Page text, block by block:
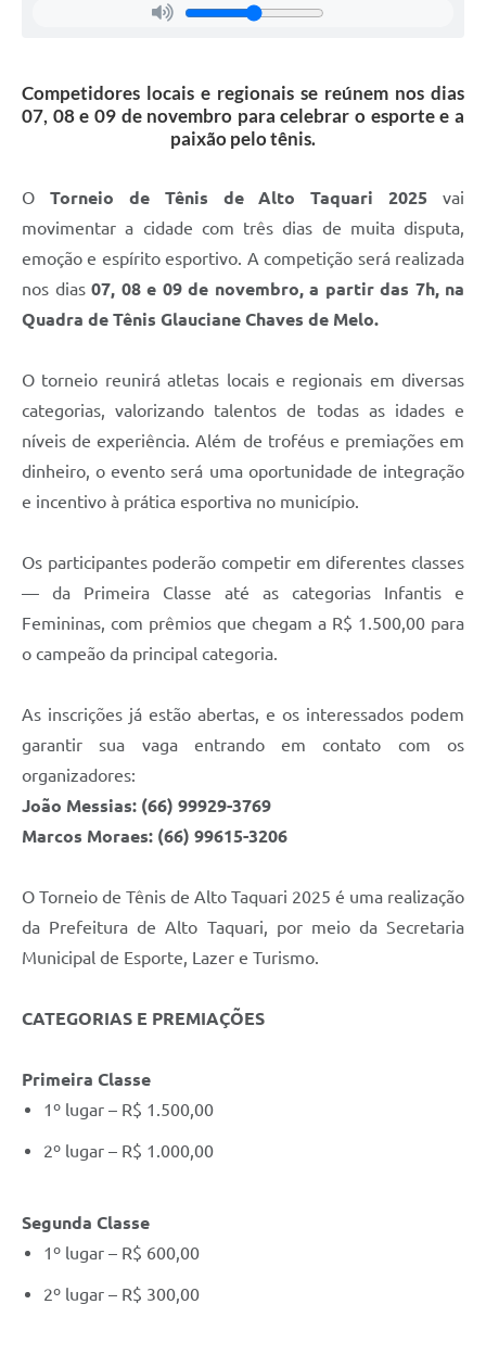
Competidores locais e regionais se reúnem nos dias
07, 08 e 09 de novembro para celebrar o esporte e a
paixão pelo tênis.
O Torneio de Tênis de Alto Taquari 2025 vai
movimentar a cidade com três dias de muita disputa,
emoção e espírito esportivo. A competição será realizada
nos dias 07, 08 e 09 de novembro, a partir das 7h, na
Quadra de Tênis Glauciane Chaves de Melo.
O torneio reunirá atletas locais e regionais em diversas
categorias, valorizando talentos de todas as idades e
níveis de experiência. Além de troféus e premiações em
dinheiro, o evento será uma oportunidade de integração
e incentivo à prática esportiva no município.
Os participantes poderão competir em diferentes classes
— da Primeira Classe até as categorias Infantis e
Femininas, com prêmios que chegam a R$ 1.500,00 para
o campeão da principal categoria.
As inscrições já estão abertas, e os interessados podem
garantir sua vaga entrando em contato com os
organizadores:
João Messias: (66) 99929-3769
Marcos Moraes: (66) 99615-3206
O Torneio de Tênis de Alto Taquari 2025 é uma realização
da Prefeitura de Alto Taquari, por meio da Secretaria
Municipal de Esporte, Lazer e Turismo.
CATEGORIAS E PREMIAÇÕES
Primeira Classe
1º lugar – R$ 1.500,00
2º lugar – R$ 1.000,00
Segunda Classe
1º lugar – R$ 600,00
2º lugar – R$ 300,00